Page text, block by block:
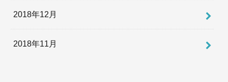
2018年12月
2018年11月